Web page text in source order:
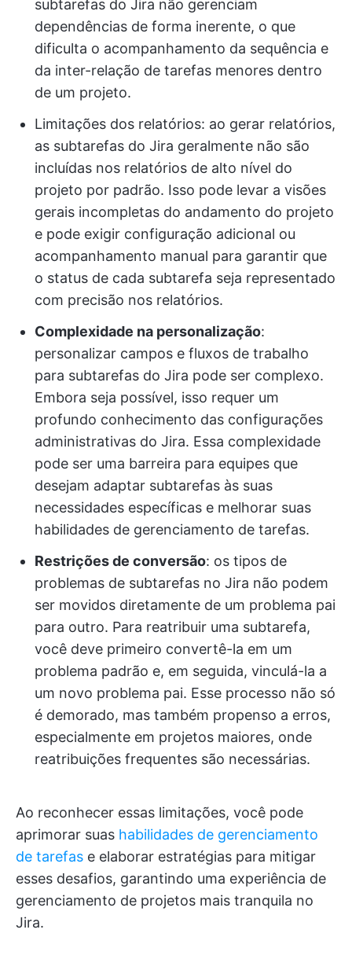
subtarefas do Jira não gerenciam
dependências de forma inerente, o que
dificulta o acompanhamento da sequência e
da inter-relação de tarefas menores dentro
de um projeto.
Limitações dos relatórios: ao gerar relatórios,
as subtarefas do Jira geralmente não são
incluídas nos relatórios de alto nível do
projeto por padrão. Isso pode levar a visões
gerais incompletas do andamento do projeto
e pode exigir configuração adicional ou
acompanhamento manual para garantir que
o status de cada subtarefa seja representado
com precisão nos relatórios.
Complexidade na personalização:
personalizar campos e fluxos de trabalho
para subtarefas do Jira pode ser complexo.
Embora seja possível, isso requer um
profundo conhecimento das configurações
administrativas do Jira. Essa complexidade
pode ser uma barreira para equipes que
desejam adaptar subtarefas às suas
necessidades específicas e melhorar suas
habilidades de gerenciamento de tarefas.
Restrições de conversão: os tipos de
problemas de subtarefas no Jira não podem
ser movidos diretamente de um problema pai
para outro. Para reatribuir uma subtarefa,
você deve primeiro convertê-la em um
problema padrão e, em seguida, vinculá-la a
um novo problema pai. Esse processo não só
é demorado, mas também propenso a erros,
especialmente em projetos maiores, onde
reatribuições frequentes são necessárias.
Ao reconhecer essas limitações, você pode
aprimorar suas habilidades de gerenciamento
de tarefas e elaborar estratégias para mitigar
esses desafios, garantindo uma experiência de
gerenciamento de projetos mais tranquila no
Jira.